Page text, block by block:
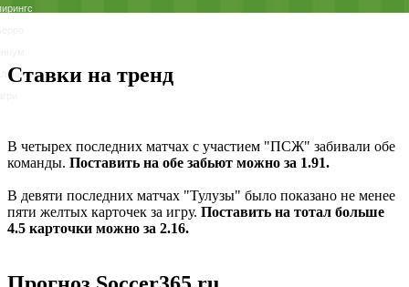
Ставки на тренд
В четырех последних матчах с участием "ПСЖ" забивали обе
команды. Поставить на обе забьют можно за 1.91.
В девяти последних матчах "Тулузы" было показано не менее
пяти желтых карточек за игру. Поставить на тотал больше
4.5 карточки можно за 2.16.